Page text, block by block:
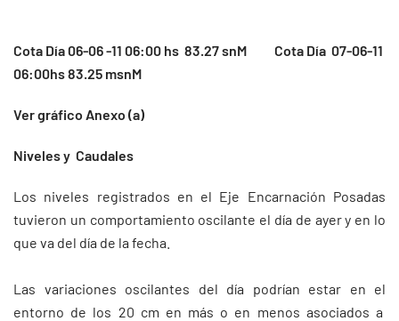
Cota Día 06-06 -11 06:00 hs 83.27 snM Cota Día 07-06-11
06:00hs 83.25 msnM
Ver gráfico Anexo (a)
Niveles y Caudales
Los niveles registrados en el Eje Encarnación Posadas
tuvieron un comportamiento oscilante el día de ayer y en lo
que va del día de la fecha.
Las variaciones oscilantes del día podrían estar en el
entorno de los 20 cm en más o en menos asociados a